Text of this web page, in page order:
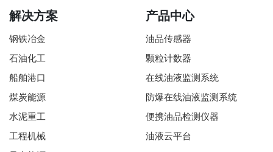
解决方案
钢铁冶金
石油化工
船舶港口
煤炭能源
水泥重工
工程机械
产品中心
油品传感器
颗粒计数器
在线油液监测系统
防爆在线油液监测系统
便携油品检测仪器
油液云平台